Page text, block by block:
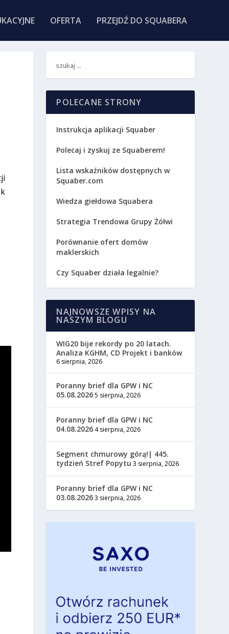
OFERTA PRZEJDŹ DO SQUABERA
POLECANE STRONY
Instrukcja aplikacji Squaber
Polecaj i zyskuj ze Squaberem!
Lista wskaźników dostępnych w
Squaber.com
Wiedza giełdowa Squabera
Strategia Trendowa Grupy Żółwi
Porównanie ofert domów
maklerskich
Czy Squaber działa legalnie?
NAJNOWSZE WPISY NA
NASZYM BLOGU
WIG20 bije rekordy po 20 latach.
Analiza KGHM, CD Projekt i banków
6 sierpnia, 2026
Poranny brief dla GPW i NC
05.08.20265 sierpnia, 2026
Poranny brief dla GPW i NC
04.08.2026 4 sierpnia, 2026
Segment chmurowy górą!| 445.
tydzień Stref Popytu 3 sierpnia, 2026
Poranny brief dla GPW i NC
03.08.20263 sierpnia, 2026